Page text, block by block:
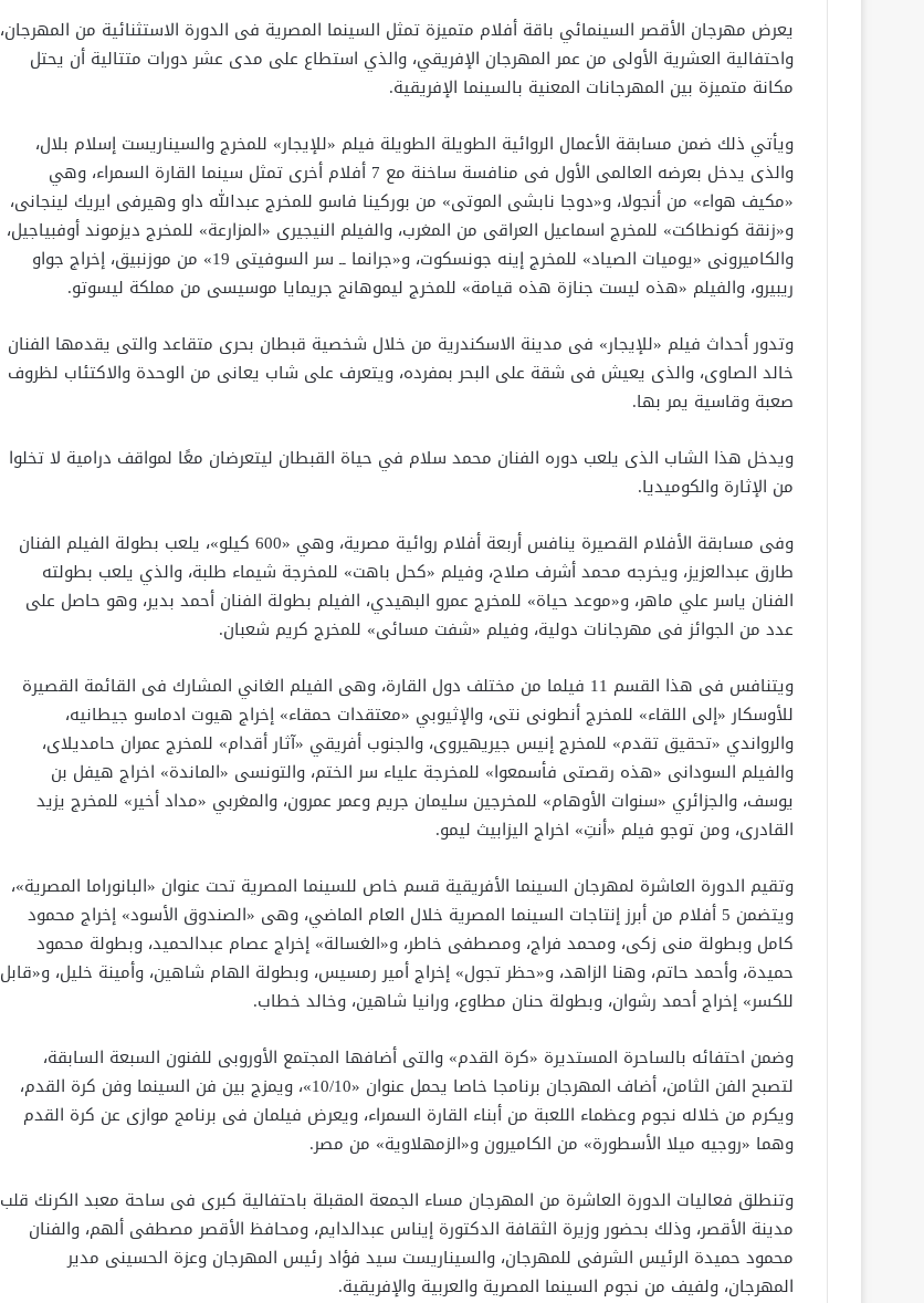
يعرض مهرجان الأقصر السينمائي باقة أفلام متميزة تمثل السينما المصرية فى الدورة الاستثنائية من المهرجان،
واحتفالية العشرية الأولى من عمر المهرجان الإفريقي، والذي استطاع على مدى عشر دورات متتالية أن يحتل
مكانة متميزة بين المهرجانات المعنية بالسينما الإفريقية.
ويأتي ذلك ضمن مسابقة الأعمال الروائية الطويلة الطويلة فيلم «للإيجار» للمخرج والسيناريست إسلام بلال،
والذى يدخل بعرضه العالمى الأول فى منافسة ساخنة مع 7 أفلام أخرى تمثل سينما القارة السمراء، وهي
«مكيف هواء» من أنجولا، و«دوجا نابشى الموتى» من بوركينا فاسو للمخرج عبدالله داو وهيرفى ايريك لينجانى،
و«زنقة كونطاكت» للمخرج اسماعيل العراقى من المغرب، والفيلم النيجيرى «المزارعة» للمخرج ديزموند أوفبياجيل،
والكاميرونى «يوميات الصياد» للمخرج إينه جونسكوت، و«جرانما ــ سر السوفيتى 19» من موزنبيق، إخراج جواو
ريبيرو، والفيلم «هذه ليست جنازة هذه قيامة» للمخرج ليموهانج جريمايا موسيسى من مملكة ليسوتو.
وتدور أحداث فيلم «للإيجار» فى مدينة الاسكندرية من خلال شخصية قبطان بحرى متقاعد والتى يقدمها الفنان
خالد الصاوى، والذى يعيش فى شقة على البحر بمفرده، ويتعرف على شاب يعانى من الوحدة والاكتئاب لظروف
صعبة وقاسية يمر بها.
ويدخل هذا الشاب الذى يلعب دوره الفنان محمد سلام في حياة القبطان ليتعرضان معًا لمواقف درامية لا تخلوا
من الإثارة والكوميديا.
وفى مسابقة الأفلام القصيرة ينافس أربعة أفلام روائية مصرية، وهي «600 كيلو»، يلعب بطولة الفيلم الفنان
طارق عبدالعزيز، ويخرجه محمد أشرف صلاح، وفيلم «كحل باهت» للمخرجة شيماء طلبة، والذي يلعب بطولته
الفنان ياسر علي ماهر، و«موعد حياة» للمخرج عمرو البهيدي، الفيلم بطولة الفنان أحمد بدير، وهو حاصل على
عدد من الجوائز فى مهرجانات دولية، وفيلم «شفت مسائى» للمخرج كريم شعبان.
ويتنافس فى هذا القسم 11 فيلما من مختلف دول القارة، وهى الفيلم الغاني المشارك فى القائمة القصيرة
للأوسكار «إلى اللقاء» للمخرج أنطونى نتى، والإثيوبي «معتقدات حمقاء» إخراج هيوت ادماسو جيطانيه،
والرواندي «تحقيق تقدم» للمخرج إنيس جيريهيروى، والجنوب أفريقي «آثار أقدام» للمخرج عمران حامديلاى،
والفيلم السودانى «هذه رقصتى فأسمعوا» للمخرجة علياء سر الختم، والتونسى «الماندة» اخراج هيفل بن
يوسف، والجزائري «سنوات الأوهام» للمخرجين سليمان جريم وعمر عمرون، والمغربي «مداد أخير» للمخرج يزيد
القادرى، ومن توجو فيلم «أنتِ» اخراج اليزابيث ليمو.
وتقيم الدورة العاشرة لمهرجان السينما الأفريقية قسم خاص للسينما المصرية تحت عنوان «البانوراما المصرية»،
ويتضمن 5 أفلام من أبرز إنتاجات السينما المصرية خلال العام الماضي، وهى «الصندوق الأسود» إخراج محمود
كامل وبطولة منى زكى، ومحمد فراج، ومصطفى خاطر، و«الغسالة» إخراج عصام عبدالحميد، وبطولة محمود
حميدة، وأحمد حاتم، وهنا الزاهد، و«حظر تجول» إخراج أمير رمسيس، وبطولة الهام شاهين، وأمينة خليل، و«قابل
للكسر» إخراج أحمد رشوان، وبطولة حنان مطاوع، ورانيا شاهين، وخالد خطاب.
وضمن احتفائه بالساحرة المستديرة «كرة القدم» والتى أضافها المجتمع الأوروبى للفنون السبعة السابقة،
لتصبح الفن الثامن، أضاف المهرجان برنامجا خاصا يحمل عنوان «10/10»، ويمزج بين فن السينما وفن كرة القدم،
ويكرم من خلاله نجوم وعظماء اللعبة من أبناء القارة السمراء، ويعرض فيلمان فى برنامج موازى عن كرة القدم
وهما «روجيه ميلا الأسطورة» من الكاميرون و«الزمهلاوية» من مصر.
وتنطلق فعاليات الدورة العاشرة من المهرجان مساء الجمعة المقبلة باحتفالية كبرى فى ساحة معبد الكرنك قلب
مدينة الأقصر، وذلك بحضور وزيرة الثقافة الدكتورة إيناس عبدالدايم، ومحافظ الأقصر مصطفى ألهم، والفنان
محمود حميدة الرئيس الشرفى للمهرجان، والسيناريست سيد فؤاد رئيس المهرجان وعزة الحسينى مدير
المهرجان، ولفيف من نجوم السينما المصرية والعربية والإفريقية.